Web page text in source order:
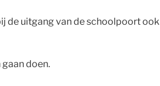
de uitgang van de schoolpoort ook
doen.